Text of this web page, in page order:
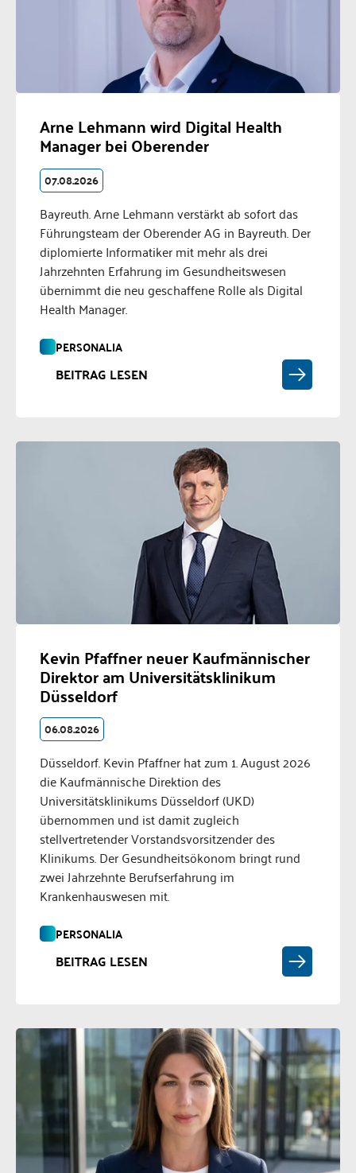
Arne Lehmann wird Digital Health
Manager bei Oberender
07.08.2026
Bayreuth. Arne Lehmann verstärkt ab sofort das
Führungsteam der Oberender AG in Bayreuth. Der
diplomierte Informatiker mit mehr als drei
Jahrzehnten Erfahrung im Gesundheitswesen
übernimmt die neu geschaffene Rolle als Digital
Health Manager.
PERSONALIA
BEITRAG LESEN
Kevin Pfaffner neuer Kaufmännischer
Direktor am Universitätsklinikum
Düsseldorf
06.08.2026
Düsseldorf. Kevin Pfaffner hat zum 1. August 2026
die Kaufmännische Direktion des
Universitätsklinikums Düsseldorf (UKD)
übernommen und ist damit zugleich
stellvertretender Vorstandsvorsitzender des
Klinikums. Der Gesundheitsökonom bringt rund
zwei Jahrzehnte Berufserfahrung im
Krankenhauswesen mit.
PERSONALIA
BEITRAG LESEN